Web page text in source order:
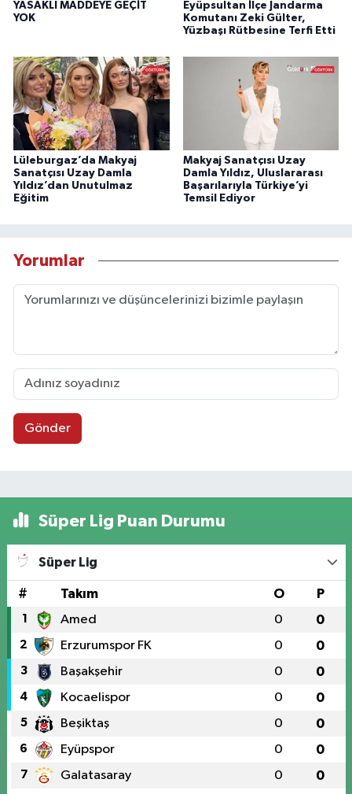
YASAKLI MADDEYE GEÇİT
YOK
Eyüpsultan İlçe Jandarma
Komutanı Zeki Gülter,
Yüzbaşı Rütbesine Terfi Etti
Lüleburgaz’da Makyaj
Sanatçısı Uzay Damla
Yıldız’dan Unutulmaz
Eğitim
Makyaj Sanatçısı Uzay
Damla Yıldız, Uluslararası
Başarılarıyla Türkiye’yi
Temsil Ediyor
Yorumlar
Gönder
Süper Lig Puan Durumu
Süper Lig
# Takım O P
1 Amed 0 0
2 Erzurumspor FK 0 0
3 Başakşehir 0 0
4 Kocaelispor 0 0
5 Beşiktaş 0 0
6 Eyüpspor 0 0
7 Galatasaray 0 0